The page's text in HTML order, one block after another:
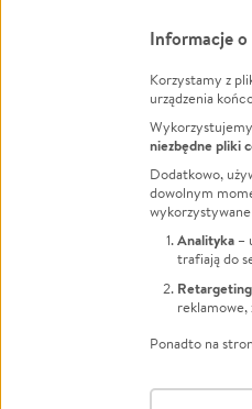
FacebookTwitter
LinkedInTikTok
Informacje
Korzystamy z
urządzenia
niezbędne pliki
Dodatkowo,
dowolnym
Analityka –
trafiają do
Retargeting
reklamowe,
Ponadto na